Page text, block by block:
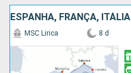
ESPANHA, FRANÇA, ITÁLIA
MSC Lirica 8 d